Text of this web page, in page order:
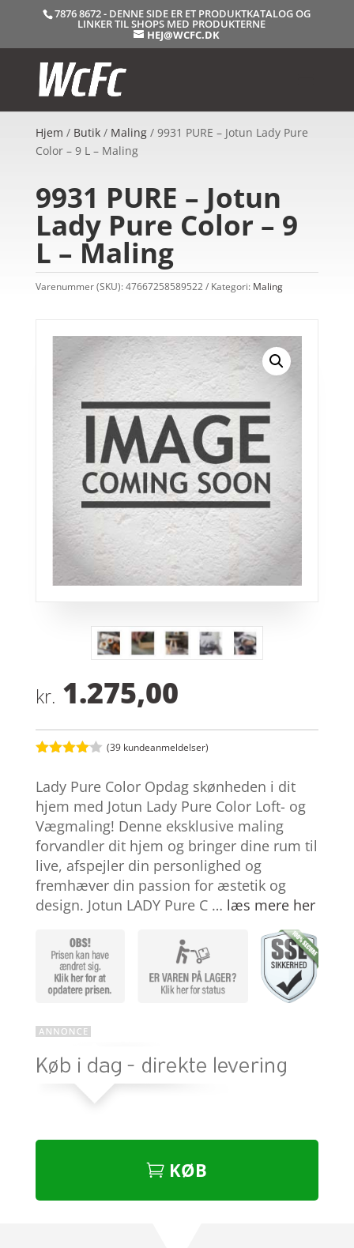
7876 8672 - DENNE SIDE ER ET PRODUKTKATALOG OG
LINKER TIL SHOPS MED PRODUKTERNE
HEJ@WCFC.DK
Hjem / Butik/ Maling/ 9931 PURE – Jotun Lady Pure
Color – 9 L – Maling
9931 PURE – Jotun
Lady Pure Color – 9
L – Maling
Varenummer (SKU):47667258589522 Kategori: Maling
kr. 1.275,00
ud af 5
baseret
på
kundebed
ømmelse
r
(39 kundeanmeldelser)
Lady Pure Color Opdag skønheden i dit
hjem med Jotun Lady Pure Color Loft- og
Vægmaling! Denne eksklusive maling
forvandler dit hjem og bringer dine rum til
live, afspejler din personlighed og
fremhæver din passion for æstetik og
design. Jotun LADY Pure C … læs mere her
KØB